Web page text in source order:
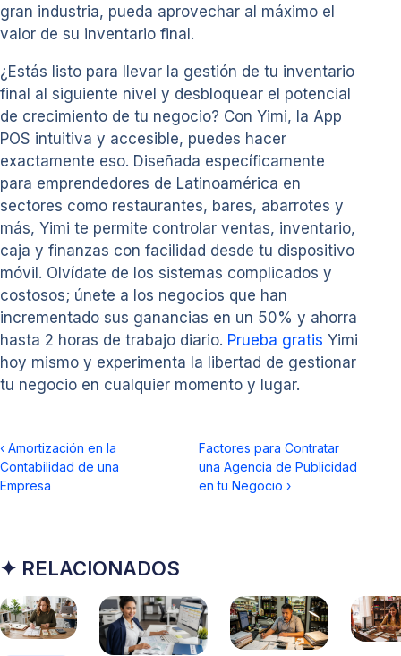
gran industria, pueda aprovechar al máximo el
valor de su inventario final.
¿Estás listo para llevar la gestión de tu inventario
final al siguiente nivel y desbloquear el potencial
de crecimiento de tu negocio? Con Yimi, la App
POS intuitiva y accesible, puedes hacer
exactamente eso. Diseñada específicamente
para emprendedores de Latinoamérica en
sectores como restaurantes, bares, abarrotes y
más, Yimi te permite controlar ventas, inventario,
caja y finanzas con facilidad desde tu dispositivo
móvil. Olvídate de los sistemas complicados y
costosos; únete a los negocios que han
incrementado sus ganancias en un 50% y ahorra
hasta 2 horas de trabajo diario. Prueba gratis Yimi
hoy mismo y experimenta la libertad de gestionar
tu negocio en cualquier momento y lugar.
‹ Amortización en la
Contabilidad de una
Empresa
Factores para Contratar
una Agencia de Publicidad
en tu Negocio ›
✦ RELACIONADOS